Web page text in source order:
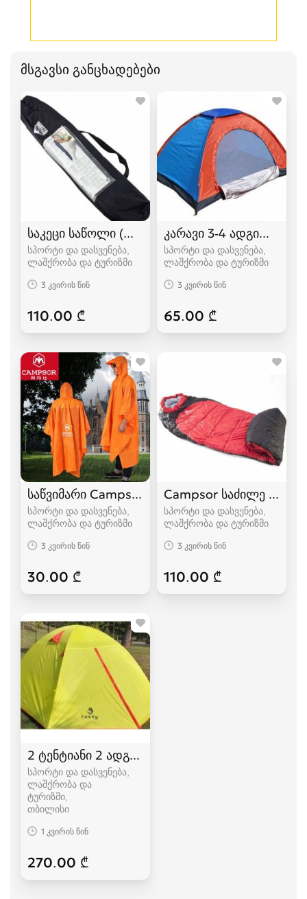
მსგავსი განცხადებები
საკეცი საწოლი (ლეჟანკა) გასაშლელი საწოლი
სპორტი და დასვენება,
ლაშქრობა და ტურიზმი
3 კვირის წინ
110.00 ₾
კარავი 3-4 ადგილიანი
სპორტი და დასვენება,
ლაშქრობა და ტურიზმი
3 კვირის წინ
65.00 ₾
საწვიმარი Campsor
სპორტი და დასვენება,
ლაშქრობა და ტურიზმი
3 კვირის წინ
30.00 ₾
Campsor საძილე
სპორტი და დასვენება,
ლაშქრობა და ტურიზმი
3 კვირის წინ
110.00 ₾
2 ტენტიანი 2 ადგილიანი HASKY karavi კარვები
სპორტი და დასვენება,
ლაშქრობა და
ტურიზმი
თბილისი
1 კვირის წინ
270.00 ₾